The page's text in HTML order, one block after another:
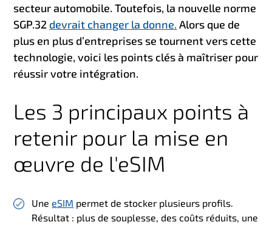
secteur automobile. Toutefois, la nouvelle norme
SGP.32 devrait changer la donne. Alors que de
plus en plus d’entreprises se tournent vers cette
technologie, voici les points clés à maîtriser pour
réussir votre intégration.
Les 3 principaux points à
retenir pour la mise en
œuvre de l'eSIM
UneeSIM permet de stocker plusieurs profils.
Résultat : plus de souplesse, des coûts réduits, une